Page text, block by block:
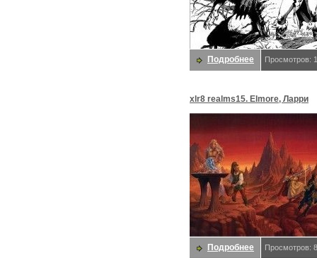
Подробнее Просмотров:
xlr8 realms15. Elmore, Ларри
Подробнее Просмотров: